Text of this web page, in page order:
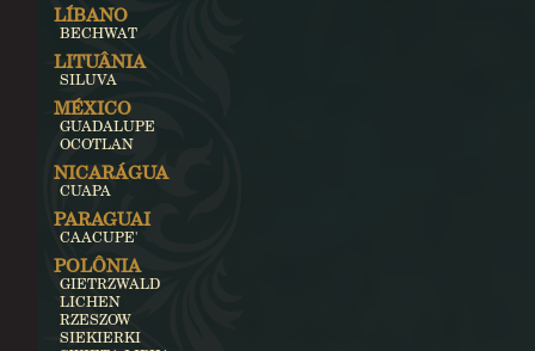
LÍBANO
BECHWAT
LITUÂNIA
SILUVA
MÉXICO
GUADALUPE
OCOTLAN
NICARÁGUA
CUAPA
PARAGUAI
CAACUPE'
POLÔNIA
GIETRZWALD
LICHEN
RZESZOW
SIEKIERKI